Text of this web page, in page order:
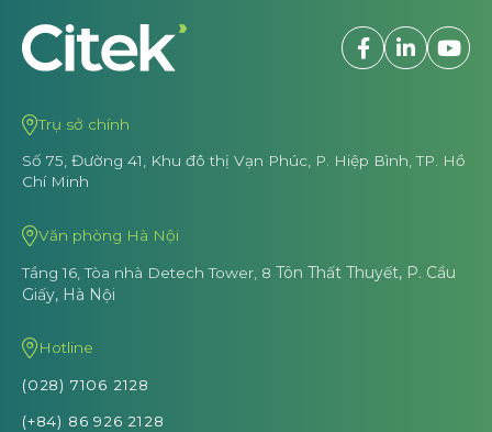
Trụ sở chính
Số 75, Đường 41, Khu đô thị Vạn Phúc, P. Hiệp Bình, TP. Hồ
Chí Minh
Văn phòng Hà Nội
Tầng 16, Tòa nhà Detech Tower, 8 Tôn Thất Thuyết, P. Cầu
Giấy, Hà Nội
Hotline
(028) 7106 2128
(+84) 86 926 2128